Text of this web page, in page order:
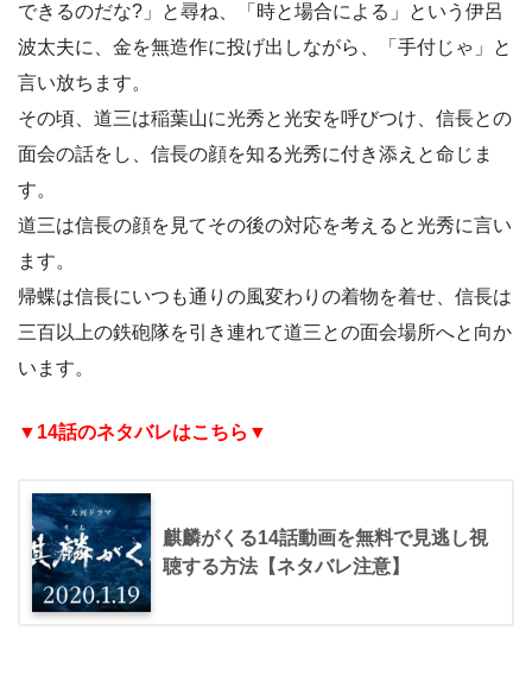
できるのだな?」と尋ね、「時と場合による」という伊呂
波太夫に、金を無造作に投げ出しながら、「手付じゃ」と
言い放ちます。
その頃、道三は稲葉山に光秀と光安を呼びつけ、信長との
面会の話をし、信長の顔を知る光秀に付き添えと命じま
す。
道三は信長の顔を見てその後の対応を考えると光秀に言い
ます。
帰蝶は信長にいつも通りの風変わりの着物を着せ、信長は
三百以上の鉄砲隊を引き連れて道三との面会場所へと向か
います。
▼14話のネタバレはこちら▼
麒麟がくる14話動画を無料で見逃し視
聴する方法【ネタバレ注意】